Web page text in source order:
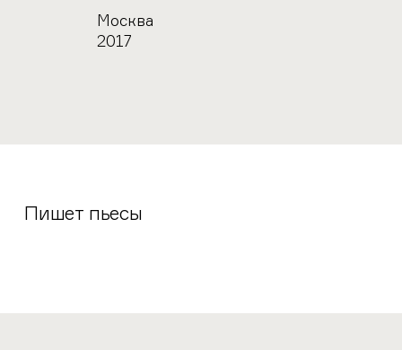
Город
Москва
Год
2017
Пишет пьесы